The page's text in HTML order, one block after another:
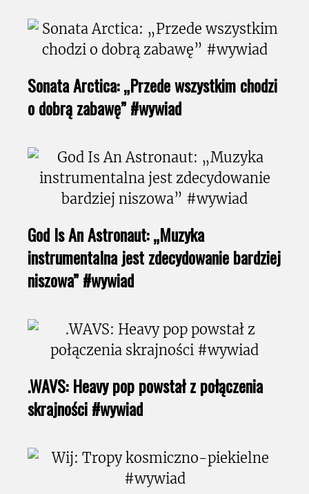
Sonata Arctica: „Przede wszystkim chodzi
o dobrą zabawę” #wywiad
God Is An Astronaut: „Muzyka
instrumentalna jest zdecydowanie bardziej
niszowa” #wywiad
.WAVS: Heavy pop powstał z połączenia
skrajności #wywiad